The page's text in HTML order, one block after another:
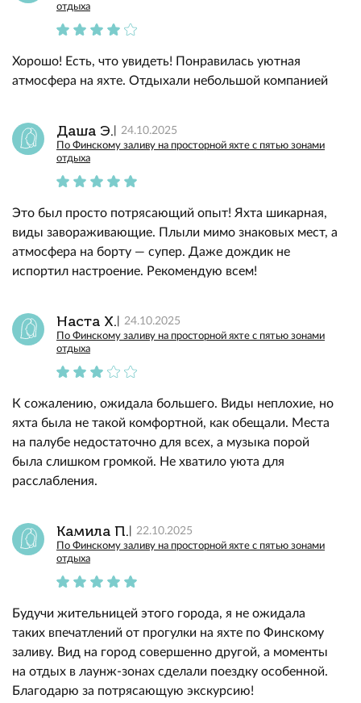
отдыха
Хорошо! Есть, что увидеть! Понравилась уютная
атмосфера на яхте. Отдыхали небольшой компанией
Даша Э. 24.10.2025
По Финскому заливу на просторной яхте с пятью зонами
отдыха
Это был просто потрясающий опыт! Яхта шикарная,
виды завораживающие. Плыли мимо знаковых мест, а
атмосфера на борту — супер. Даже дождик не
испортил настроение. Рекомендую всем!
Наста Х. 24.10.2025
По Финскому заливу на просторной яхте с пятью зонами
отдыха
К сожалению, ожидала большего. Виды неплохие, но
яхта была не такой комфортной, как обещали. Места
на палубе недостаточно для всех, а музыка порой
была слишком громкой. Не хватило уюта для
расслабления.
Камила П. 22.10.2025
По Финскому заливу на просторной яхте с пятью зонами
отдыха
Будучи жительницей этого города, я не ожидала
таких впечатлений от прогулки на яхте по Финскому
заливу. Вид на город совершенно другой, а моменты
на отдых в лаунж-зонах сделали поездку особенной.
Благодарю за потрясающую экскурсию!